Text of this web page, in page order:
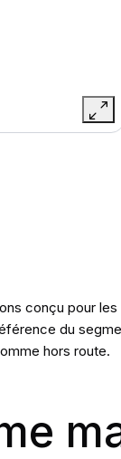
conçu pour
du
hors route.